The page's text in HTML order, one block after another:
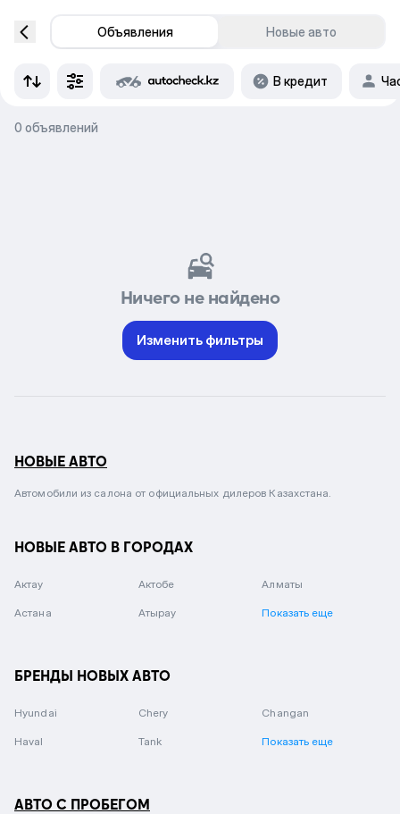
Объявления Новые авто
В кредит
0 объявлений
Ничего не найдено
Изменить фильтры
НОВЫЕ АВТО
Автомобили из салона от официальных дилеров Казахстана.
НОВЫЕ АВТО В ГОРОДАХ
Актау Актобе Алматы
Астана Атырау Показать еще
БРЕНДЫ НОВЫХ АВТО
Hyundai Chery Changan
Haval Tank Показать еще
АВТО С ПРОБЕГОМ